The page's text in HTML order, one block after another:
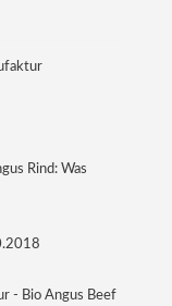
Rind: Was
- Bio Angus Beef